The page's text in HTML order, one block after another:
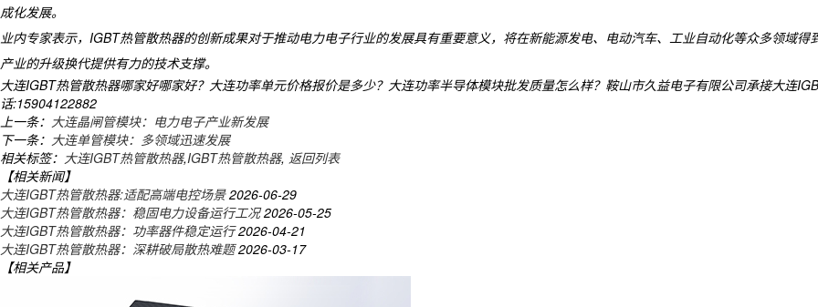
成化发展。
业内专家表示，IGBT热管散热器的创新成果对于推动电力电子行业的发展具有重要意义，将在新能源发电、电动汽车、工业自动化等众多领域
产业的升级换代提供有力的技术支撑。
大连IGBT热管散热器哪家好哪家好？大连功率单元价格报价是多少？大连功率半导体模块批发质量怎么样？鞍山市久益电子有限公司承接大连
话:15904122882
上一条： 大连晶闸管模块：电力电子产业新发展
下一条： 大连单管模块：多领域迅速发展
相关标签： 大连IGBT热管散热器,IGBT热管散热器, 返回列表
【相关新闻】
大连IGBT热管散热器:适配高端电控场景 2026-06-29
大连IGBT热管散热器：稳固电力设备运行工况 2026-05-25
大连IGBT热管散热器：功率器件稳定运行 2026-04-21
大连IGBT热管散热器：深耕破局散热难题 2026-03-17
【相关产品】